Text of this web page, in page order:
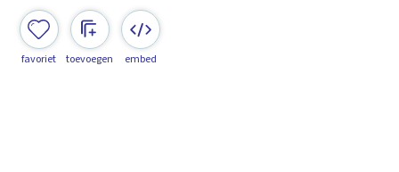
favoriet toevoegen embed